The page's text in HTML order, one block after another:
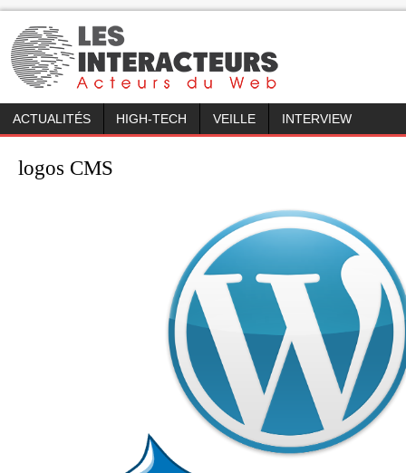
ACTUALITÉS HIGH-TECH VEILLE INTERVIEW
logos CMS